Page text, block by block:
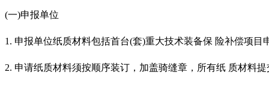
(一)申报单位
1. 申报单位纸质材料包括首台(套)重大技术装备保 险补偿项
2. 申请纸质材料须按顺序装订，加盖骑缝章，所有纸 质材料